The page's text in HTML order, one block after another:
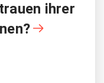
ihrer